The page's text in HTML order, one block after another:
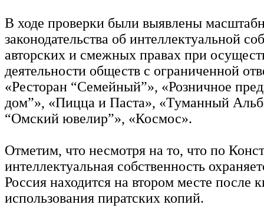
В ходе проверки были выявлены
законодательства об интеллектуальной
авторских и смежных правах при
деятельности обществ с ограниченной
«Ресторан “Семейный”», «Розничное
дом”», «Пицца и Паста», «Туманный
“Омский ювелир”», «Космос».
Отметим, что несмотря на то, что по
интеллектуальная собственность
Россия находится на втором месте после
использования пиратских копий.